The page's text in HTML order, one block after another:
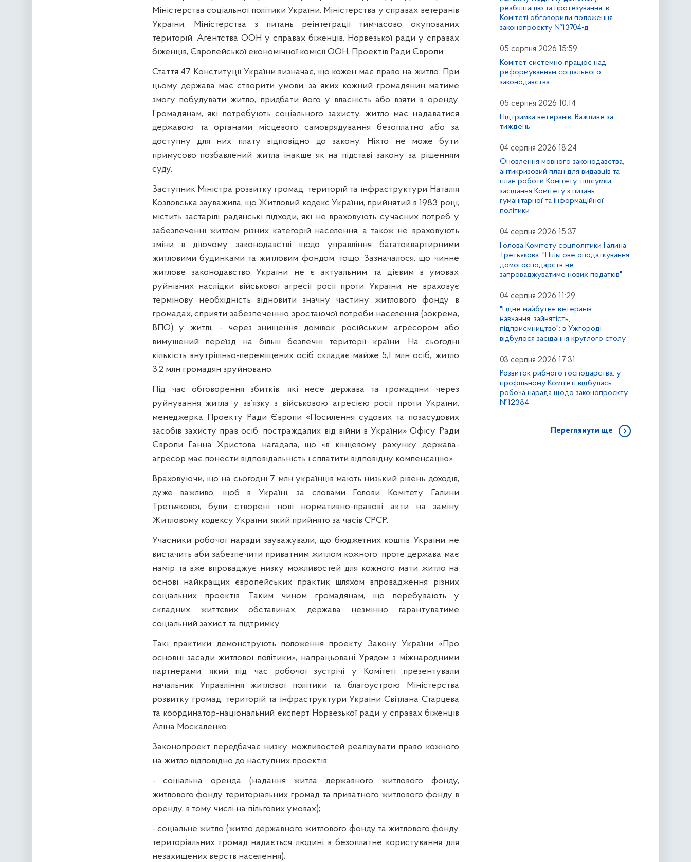
Міністерства соціальної політики України, Міністерства у справах ветеранів
України, Міністерства з питань реінтеграції тимчасово окупованих
територій, Агентства ООН у справах біженців, Норвезької ради у справах
біженців, Європейської економічної комісії ООН, Проектів Ради Європи.
Стаття 47 Конституції України визначає, що кожен має право на житло. При
цьому держава має створити умови, за яких кожний громадянин матиме
змогу побудувати житло, придбати його у власність або взяти в оренду.
Громадянам, які потребують соціального захисту, житло має надаватися
державою та органами місцевого самоврядування безоплатно або за
доступну для них плату відповідно до закону. Ніхто не може бути
примусово позбавлений житла інакше як на підставі закону за рішенням
суду.
Заступник Міністра розвитку громад, територій та інфраструктури Наталія
Козловська зауважила, що Житловий кодекс України, прийнятий в 1983 році,
містить застарілі радянські підходи, які не враховують сучасних потреб у
забезпеченні житлом різних категорій населення, а також не враховують
зміни в діючому законодавстві щодо управління багатоквартирними
житловими будинками та житловим фондом, тощо. Зазначалося, що чинне
житлове законодавство України не є актуальним та дієвим в умовах
руйнівних наслідки військової агресії росії проти України, не враховує
термінову необхідність відновити значну частину житлового фонду в
громадах, сприяти забезпеченню зростаючої потреби населення (зокрема,
ВПО) у житлі, - через знищення домівок російським агресором або
вимушений переїзд на більш безпечні території країни. На сьогодні
кількість внутрішньо-переміщених осіб складає майже 5,1 млн осіб, житло
3,2 млн громадян зруйновано.
Під час обговорення збитків, які несе держава та громадяни через
руйнування житла у зв’язку з військовою агресією росії проти України,
менеджерка Проекту Ради Європи «Посилення судових та позасудових
засобів захисту прав осіб, постраждалих від війни в України» Офісу Ради
Європи Ганна Христова нагадала, що «в кінцевому рахунку держава-
агресор має понести відповідальність і сплатити відповідну компенсацію».
Враховуючи, що на сьогодні 7 млн українців мають низький рівень доходів,
дуже важливо, щоб в Україні, за словами Голови Комітету Галини
Третьякової, були створені нові нормативно-правові акти на заміну
Житловому кодексу України, який прийнято за часів СРСР.
Учасники робочої наради зауважували, що бюджетних коштів України не
вистачить аби забезпечити приватним житлом кожного, проте держава має
намір та вже впроваджує низку можливостей для кожного мати житло на
основі найкращих європейських практик шляхом впровадження різних
соціальних проектів. Таким чином громадянам, що перебувають у
складних життєвих обставинах, держава незмінно гарантуватиме
соціальний захист та підтримку.
Такі практики демонструють положення проекту Закону України «Про
основні засади житлової політики», напрацьовані Урядом з міжнародними
партнерами, який під час робочої зустрічі у Комітеті презентували
начальник Управління житлової політики та благоустрою Міністерства
розвитку громад, територій та інфраструктури України Світлана Старцева
та координатор-національний експерт Норвезької ради у справах біженців
Аліна Москаленко.
Законопроект передбачає низку можливостей реалізувати право кожного
на житло відповідно до наступних проектів:
- соціальна оренда (надання житла державного житлового фонду,
житлового фонду територіальних громад та приватного житлового фонду в
оренду, в тому числі на пільгових умовах);
- соціальне житло (житло державного житлового фонду та житлового фонду
територіальних громад надається людині в безоплатне користування для
незахищених верств населення);
реабілітацію та протезування: в
Комітеті обговорили положення
законопроекту №13704-д
05 серпня 2026 15:59
Комітет системно працює над
реформуванням соціального
законодавства
05 серпня 2026 10:14
Підтримка ветеранів. Важливе за
тиждень
04 серпня 2026 18:24
Оновлення мовного законодавства,
антикризовий план для видавців та
план роботи Комітету: підсумки
засідання Комітету з питань
гуманітарної та інформаційної
політики
04 серпня 2026 15:37
Голова Комітету соцполітики Галина
Третьякова: "Пільгове оподаткування
домогосподарств не
запроваджуватиме нових податків"
04 серпня 2026 11:29
"Гідне майбутнє ветеранів –
навчання, зайнятість,
підприємництво": в Ужгороді
відбулося засідання круглого столу
03 серпня 2026 17:31
Розвиток рибного господарства: у
профільному Комітеті відбулась
робоча нарада щодо законопроєкту
№12384
Переглянути ще